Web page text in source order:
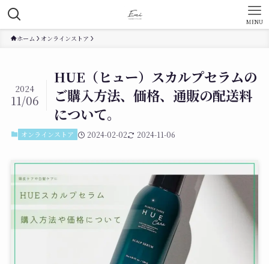
MENU
ホーム オンラインストア
HUE（ヒュー）スカルプセラムの
ご購入方法、価格、通販の配送料
について。
2024
11/06
オンラインストア 2024-02-02 2024-11-06